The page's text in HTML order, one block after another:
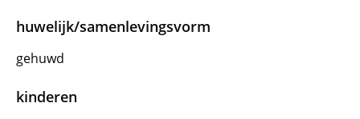
huwelijk/samenlevingsvorm
gehuwd
kinderen